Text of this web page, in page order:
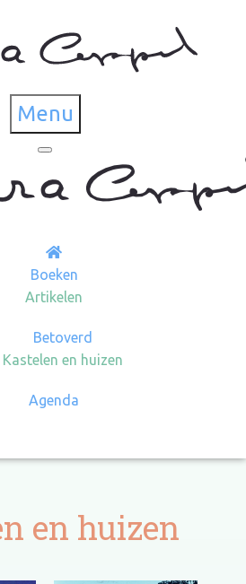
Menu
Boeken
Artikelen
Betoverd
Kastelen en huizen
Agenda
en huizen